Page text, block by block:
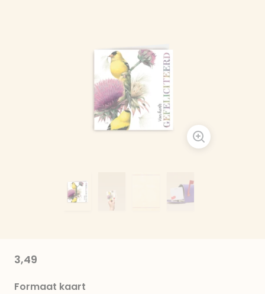
3,49
Formaat kaart